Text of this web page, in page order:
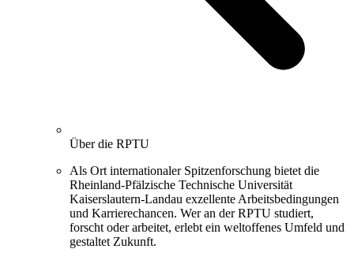
Über die RPTU
Als Ort internationaler Spitzenforschung bietet die
Rheinland-Pfälzische Technische Universität
Kaiserslautern-Landau exzellente Arbeitsbedingungen
und Karrierechancen. Wer an der RPTU studiert,
forscht oder arbeitet, erlebt ein weltoffenes Umfeld und
gestaltet Zukunft.